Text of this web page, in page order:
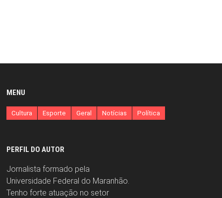
MENU
Cultura Esporte Geral Notícias Política
PERFIL DO AUTOR
Jornalista formado pela
Universidade Federal do Maranhão.
Tenho forte atuação no setor